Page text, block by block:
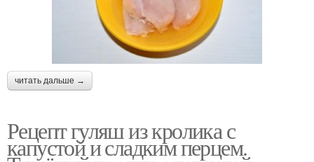
читать дальше →
Рецепт гуляш из кролика с
капустой и сладким перцем.